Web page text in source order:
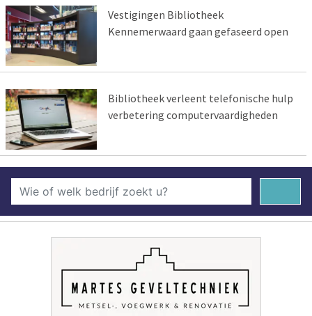
Vestigingen Bibliotheek
Kennemerwaard gaan gefaseerd open
Bibliotheek verleent telefonische hulp
verbetering computervaardigheden